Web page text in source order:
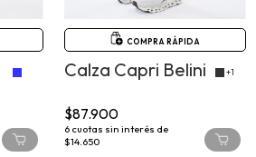
COMPRA RÁPIDA
Calza Capri Belini +1
$87.900
6 cuotas sin interés de
$14.650